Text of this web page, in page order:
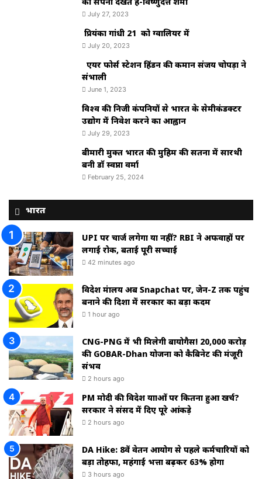
July 27, 2023
प्रियंका गांधी 21 को ग्वालियर में
July 20, 2023
एयर फोर्स स्टेशन हिंडन की कमान संजय चोपड़ा ने
संभाली
June 1, 2023
विश्‍व की निजी कंपनियों से भारत के सेमीकंडक्टर
उद्योग में निवेश करने का आह्वान
July 29, 2023
बीमारी मुक्त भारत की मुहिम की सतना में सारथी
बनी डाॅ स्वप्ना वर्मा
February 25, 2024
भारत
UPI पर चार्ज लगेगा या नहीं? RBI ने अफवाहों पर
लगाई रोक, बताई पूरी सच्चाई
42 minutes ago
विदेश मंत्रालय अब Snapchat पर, जेन-Z तक पहुंच
बनाने की दिशा में सरकार का बड़ा कदम
1 hour ago
CNG-PNG में भी मिलेगी बायोगैस! ₹20,000 करोड़
की GOBAR-Dhan योजना को कैबिनेट की मंजूरी
संभव
2 hours ago
PM मोदी की विदेश यात्राओं पर कितना हुआ खर्च?
सरकार ने संसद में दिए पूरे आंकड़े
2 hours ago
DA Hike: 8वें वेतन आयोग से पहले कर्मचारियों को
बड़ा तोहफा, महंगाई भत्ता बढ़कर 63% होगा
3 hours ago